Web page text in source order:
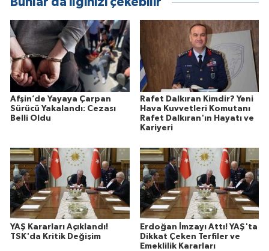
Afşin’de Yayaya Çarpan
Sürücü Yakalandı: Cezası
Belli Oldu
Rafet Dalkıran Kimdir? Yeni
Hava Kuvvetleri Komutanı
Rafet Dalkıran'ın Hayatı ve
Kariyeri
YAŞ Kararları Açıklandı!
TSK'da Kritik Değişim
Erdoğan İmzayı Attı! YAŞ'ta
Dikkat Çeken Terfiler ve
Emeklilik Kararları